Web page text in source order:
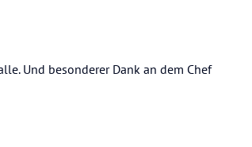
Und besonderer Dank an dem Chef